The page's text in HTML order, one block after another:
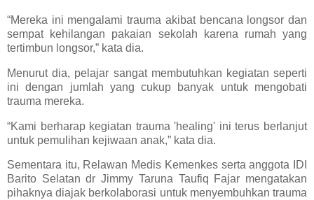
“Mereka ini mengalami trauma akibat bencana longsor dan
sempat kehilangan pakaian sekolah karena rumah yang
tertimbun longsor,” kata dia.
Menurut dia, pelajar sangat membutuhkan kegiatan seperti
ini dengan jumlah yang cukup banyak untuk mengobati
trauma mereka.
“Kami berharap kegiatan trauma 'healing' ini terus berlanjut
untuk pemulihan kejiwaan anak,” kata dia.
Sementara itu, Relawan Medis Kemenkes serta anggota IDI
Barito Selatan dr Jimmy Taruna Taufiq Fajar mengatakan
pihaknya diajak berkolaborasi untuk menyembuhkan trauma